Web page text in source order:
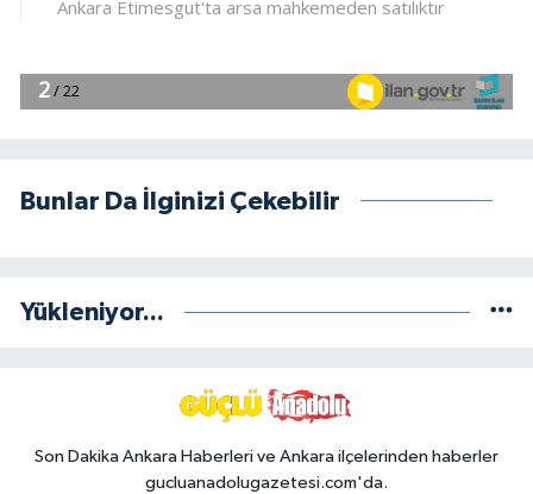
Bunlar Da İlginizi Çekebilir
Yükleniyor...
Son Dakika Ankara Haberleri ve Ankara ilçelerinden haberler
gucluanadolugazetesi.com'da.